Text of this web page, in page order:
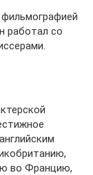
работал со
во Францию,